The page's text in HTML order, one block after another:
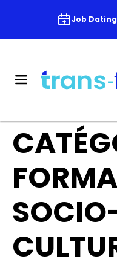
Job Dating